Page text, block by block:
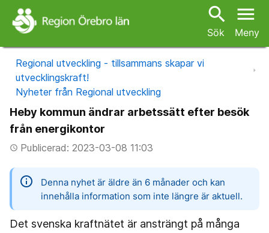
search
Sök
menu
Meny
Regional utveckling - tillsammans skapar vi
utvecklingskraft!
Nyheter från Regional utveckling
Heby kommun ändrar arbetssätt efter besök
från energikontor
access_timePublicerad: 2023-03-08 11:03
information
Denna nyhet är äldre än 6 månader och kan
innehålla information som inte längre är aktuell.
Det svenska kraftnätet är ansträngt på många